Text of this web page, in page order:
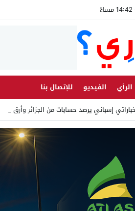
الرأي الفيديو
للإتصال بنا
إسباني يرصد حسابات من الجزائر وأرقاما بـ”213+_